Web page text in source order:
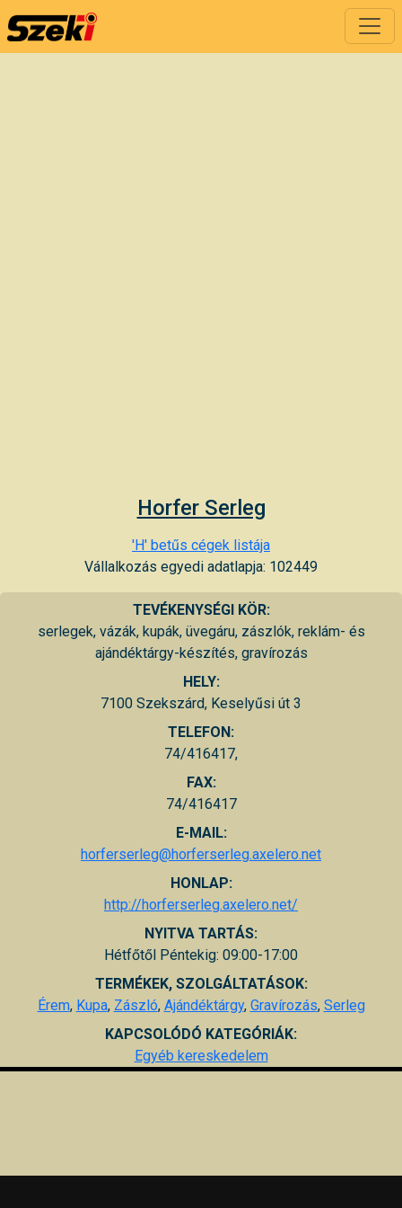
Horfer Serleg
'H' betűs cégek listája
Vállalkozás egyedi adatlapja: 102449
TEVÉKENYSÉGI KÖR:
serlegek, vázák, kupák, üvegáru, zászlók, reklám- és
ajándéktárgy-készítés, gravírozás
HELY:
7100 Szekszárd, Keselyűsi út 3
TELEFON:
74/416417,
FAX:
74/416417
E-MAIL:
horferserleg@horferserleg.axelero.net
HONLAP:
http://horferserleg.axelero.net/
NYITVA TARTÁS:
Hétfőtől Péntekig: 09:00-17:00
TERMÉKEK, SZOLGÁLTATÁSOK:
Érem, Kupa, Zászló, Ajándéktárgy, Gravírozás, Serleg
KAPCSOLÓDÓ KATEGÓRIÁK:
Egyéb kereskedelem